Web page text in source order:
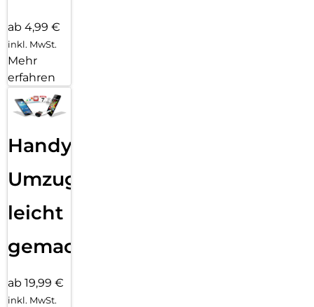
ab 4,99 €
inkl. MwSt.
Mehr
erfahren
Handy
Umzug
leicht
gemacht!
ab 19,99 €
inkl. MwSt.